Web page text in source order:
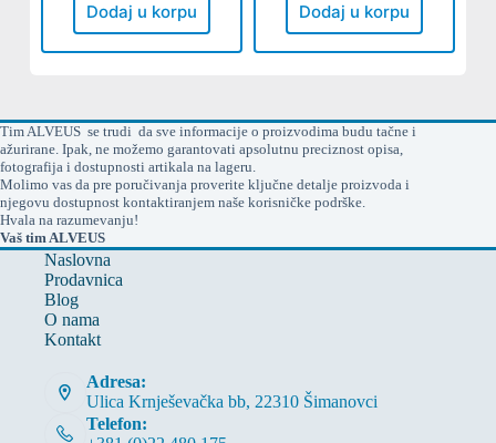
Dodaj u korpu Dodaj u korpu
Tim ALVEUS se trudi da sve informacije o proizvodima budu tačne i
ažurirane. Ipak, ne možemo garantovati apsolutnu preciznost opisa,
fotografija i dostupnosti artikala na lageru.
Molimo vas da pre poručivanja proverite ključne detalje proizvoda i
njegovu dostupnost kontaktiranjem naše korisničke podrške.
Hvala na razumevanju!
Vaš tim ALVEUS
Naslovna
Prodavnica
Blog
O nama
Kontakt
Adresa:
Ulica Krnješevačka bb, 22310 Šimanovci
Telefon: